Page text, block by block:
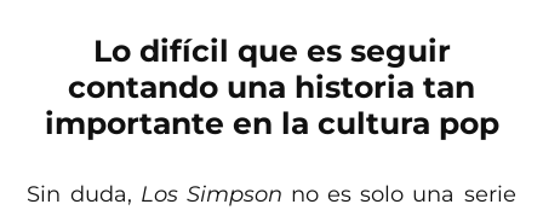
Lo difícil que es seguir
contando una historia tan
importante en la cultura pop
Sin duda, Los Simpson no es solo una serie